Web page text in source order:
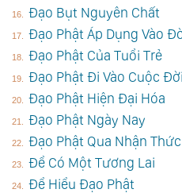
Đạo Bụt Nguyên Chất
Đạo Phật Áp Dụng Vào
Đạo Phật Của Tuổi Trẻ
Đạo Phật Đi Vào Cuộc Đời
Đạo Phật Hiện Đại Hóa
Đạo Phật Ngày Nay
Đạo Phật Qua Nhận
Để Có Một Tương Lai
Để Hiểu Đạo Phật